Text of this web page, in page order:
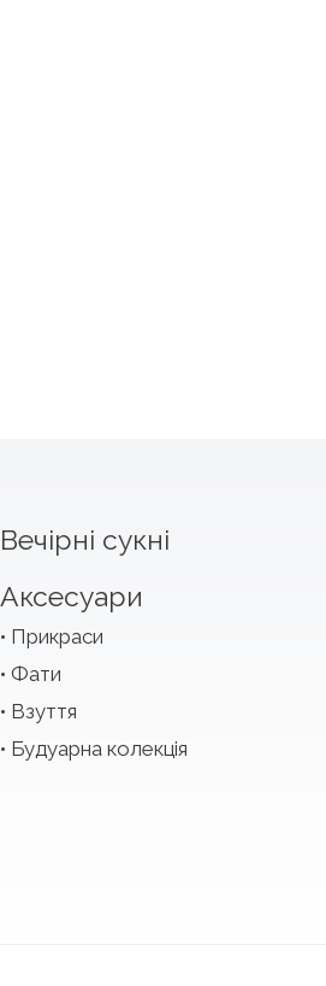
Вечірні сукні
Аксесуари
Прикраси
Фати
Взуття
Будуарна колекція